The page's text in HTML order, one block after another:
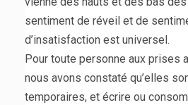
sentiment de réveil et de
d’insatisfaction est universel.
Pour toute personne aux prises
nous avons constaté qu’elles
temporaires, et écrire ou